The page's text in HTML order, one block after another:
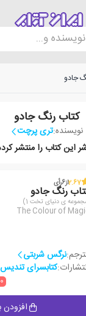
و...
جادو
کتاب رنگ جادو
نویسنده:تری پرچت
این کتاب را منتشر
2.67از6رأی
رنگ جادو
ی دنیای تخت 1)
The Colour of
نرگس شربتی
کتابسرای تندیس
افزودن